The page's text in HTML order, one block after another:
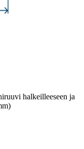
halkeilleeseen ja